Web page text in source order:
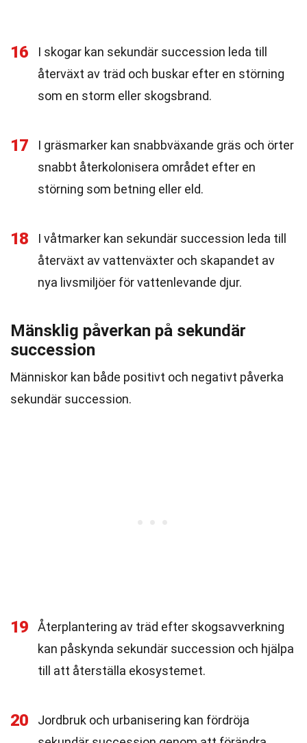
16
I skogar kan sekundär succession leda till
återväxt av träd och buskar efter en störning
som en storm eller skogsbrand.
17
I gräsmarker kan snabbväxande gräs och örter
snabbt återkolonisera området efter en
störning som betning eller eld.
18
I våtmarker kan sekundär succession leda till
återväxt av vattenväxter och skapandet av
nya livsmiljöer för vattenlevande djur.
Mänsklig påverkan på sekundär
succession
Människor kan både positivt och negativt påverka
sekundär succession.
19
Återplantering av träd efter skogsavverkning
kan påskynda sekundär succession och hjälpa
till att återställa ekosystemet.
20
Jordbruk och urbanisering kan fördröja